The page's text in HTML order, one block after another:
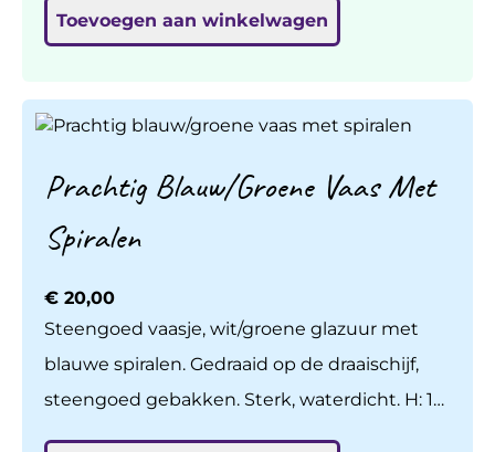
Vaatwasbestendig. Prijs per stuk. Hoogte 7
Toevoegen aan winkelwagen
Prachtig Blauw/groene Vaas Met
Spiralen
€ 20,00
Steengoed vaasje, wit/groene glazuur met
blauwe spiralen. Gedraaid op de draaischijf,
steengoed gebakken. Sterk, waterdicht. H: 12